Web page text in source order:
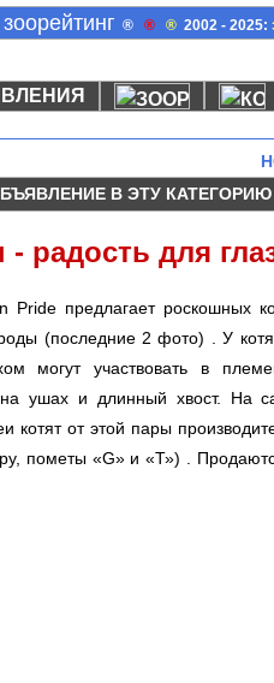
® ® ® 2002 - 2025:
В ЭТУ КАТЕГОРИЮ
радость для
Pride предлагает роскошных
(последние 2 фото) . У
могут участвовать в
ушах и длинный хвост. На
котят от этой пары
пометы «G» и «Т») .